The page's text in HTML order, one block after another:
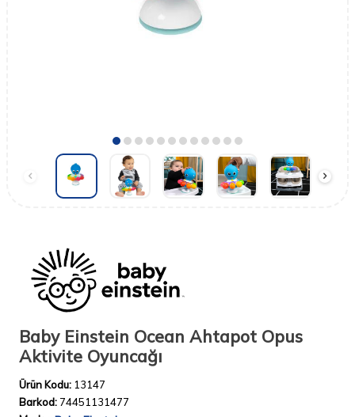
Baby Einstein Ocean Ahtapot Opus
Aktivite Oyuncağı
Ürün Kodu: 13147
Barkod: 74451131477